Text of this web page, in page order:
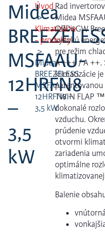
Midea
MSFAAU-
12HRFN8
–
3,5
kW
Úvod
Klimatizácie
- produkty
Midea
BREEZELESS
MSFAAU-
12HRFN8 –
3,5 kW
Rad
Midea
QRD6GW
vysokú
pre režim
A +++ / A ++.
klimatizácie
TWIN FLAP
dokonalé
vzduchu.
prúdenie
otvormi
zariadenia
optimálne
Balenie